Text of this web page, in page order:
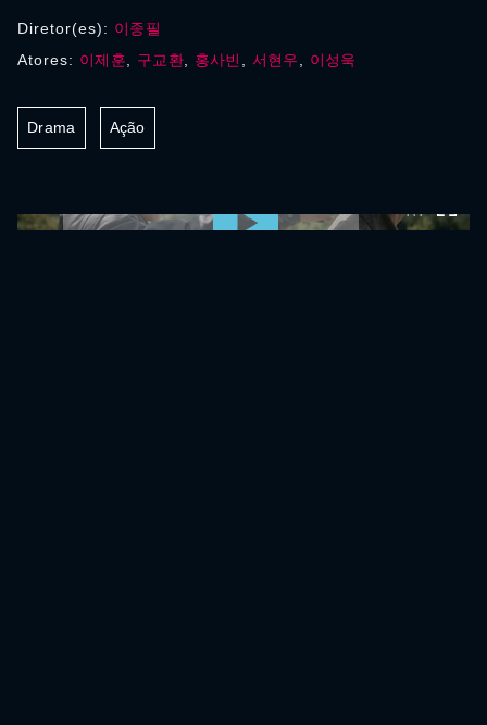
Diretor(es): 이종필
Atores: 이제훈 구교환, 홍사빈 서현우 이성욱
Drama Ação